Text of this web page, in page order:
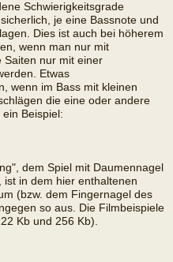
Schwierigkeitsgrade
je eine Bassnote und
Dies ist auch bei höherem
wenn man nur mit
Saiten nur mit einer
Etwas
wenn im Bass mit kleinen
die eine oder andere
Beispiel:
dem Spiel mit Daumennagel
in dem hier enthaltenen
(bzw. dem Fingernagel des
so aus. Die Filmbeispiele
Kb und 256 Kb).